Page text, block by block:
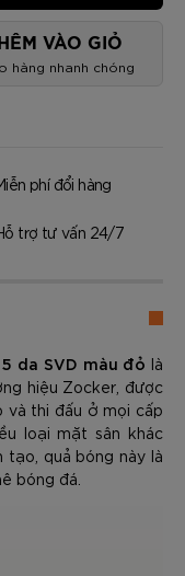
VÀO GIỎ
hàng nhanh chóng
phí đổi hàng
trợ tư vấn 24/7
da SVD màu đỏ là
hiệu Zocker, được
và thi đấu ở mọi cấp
loại mặt sân khác
tạo, quả bóng này là
bóng đá.